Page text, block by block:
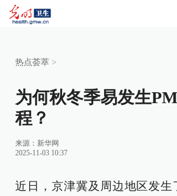
热点荟萃 >
为何秋冬季易发生
程？
来源： 新华网
2025-11-03 10:37
近日，京津冀及周边地区发生